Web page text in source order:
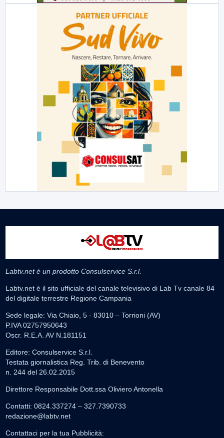
Labtv.net è un prodotto Consulservice S.r.l.
Labtv.net è il sito ufficiale del canale televisivo di Lab Tv canale 84
del digitale terrestre Regione Campania
Sede legale: Via Chiaio, 5 - 83010 – Torrioni (AV)
P.IVA 02757950643
Oscr. R.E.A. AV N.181151
Editore: Consulservice S.r.l.
Testata giornalistica Reg. Trib. di Benevento
n. 244 del 26.02.2015
Direttore Responsabile Dott.ssa Oliviero Antonella
Contatti: 0824.337274 – 327.7390733
redazione@labtv.net
Contattaci per la tua Pubblicità: